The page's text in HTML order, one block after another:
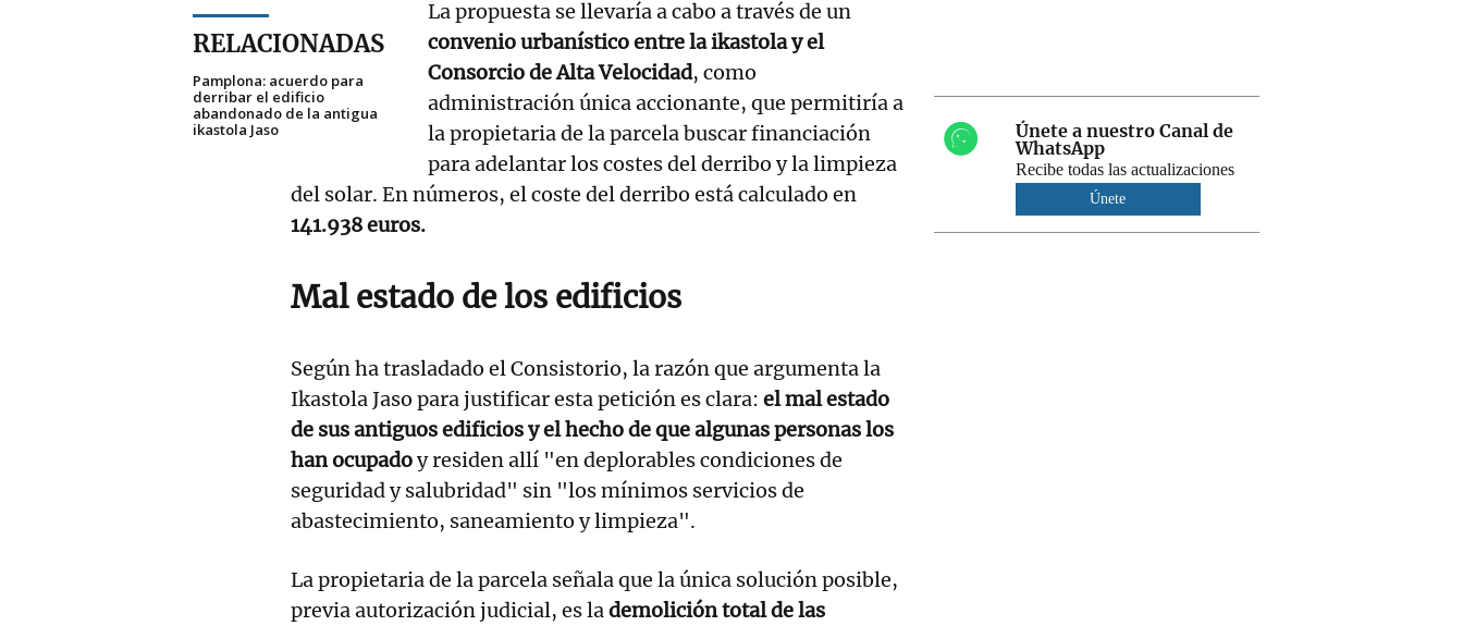
RELACIONADAS
Pamplona: acuerdo para
derribar el edificio
abandonado de la antigua
ikastola Jaso
La propuesta se llevaría a cabo a través de un
convenio urbanístico entre la ikastola y el
Consorcio de Alta Velocidad, como
administración única accionante, que permitiría a
la propietaria de la parcela buscar financiación
para adelantar los costes del derribo y la limpieza
del solar. En números, el coste del derribo está calculado en
141.938 euros.
Mal estado de los edificios
Según ha trasladado el Consistorio, la razón que argumenta la
Ikastola Jaso para justificar esta petición es clara: el mal estado
de sus antiguos edificios y el hecho de que algunas personas los
han ocupadoy residen allí "en deplorables condiciones de
seguridad y salubridad" sin "los mínimos servicios de
abastecimiento, saneamiento y limpieza".
La propietaria de la parcela señala que la única solución posible,
previa autorización judicial, es lademolición total de las
Únete a nuestro Canal de
WhatsApp
Recibe todas las actualizaciones
Únete